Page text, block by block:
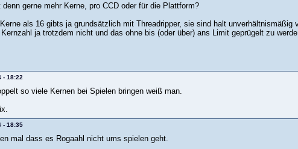
gerne mehr Kerne, pro CCD oder für die Plattform?
als 16 gibts ja grundsätzlich mit Threadripper, sie sind halt
ja trotzdem nicht und das ohne bis (oder über) ans Limit geprügelt zu
- 18:22
so viele Kernen bei Spielen bringen weiß man.
- 18:35
mal dass es Rogaahl nicht ums spielen geht.